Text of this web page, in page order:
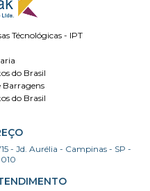
Técnológicas - IPT
do Brasil
Barragens
do Brasil
- Jd. Aurélia - Campinas - SP -